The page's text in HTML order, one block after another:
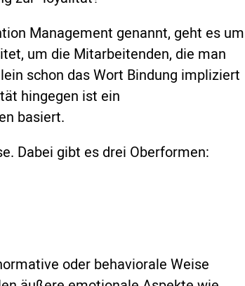
Management genannt, geht es um
um die Mitarbeitenden, die man
schon das Wort Bindung impliziert
hingegen ist ein
basiert.
Dabei gibt es drei Oberformen:
oder behaviorale Weise